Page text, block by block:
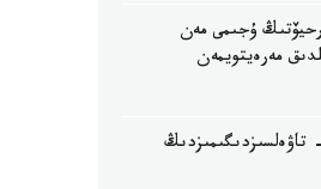
ۇجىمى مەن
20 جىلدىق مەرەيتويمەن